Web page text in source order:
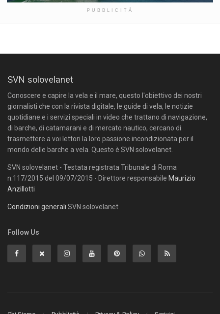
PUBBLICITÀ
SVN solovelanet
Conoscere e capire la vela e il mare, questo l'obiettivo dei nostri
giornalisti che con la rivista digitale, le guide di vela, le notizie
quotidiane e i servizi speciali in video che trattano di navigazione,
di barche, di catamarani e di mercato nautico, cercano di
trasmettere a voi lettori la loro passione incondizionata per il
mondo delle barche a vela. Questo è SVN solovelanet.
SVN solovelanet - Testata registrata Tribunale di Roma
n.117/2015 del 09/07/2015 - Direttore responsabile Maurizio
Anzillotti
Condizioni generali SVN solovelanet
Follow Us